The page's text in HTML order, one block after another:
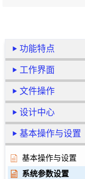
功能特点
工作界面
文件操作
设计中心
基本操作与设置
基本操作与设置
系统参数设置